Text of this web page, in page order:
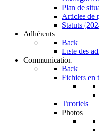
Plan de
Articles de
Statuts
Adhérents
Back
Liste des
Communication
Back
Fichiers en
Tutoriels
Photos